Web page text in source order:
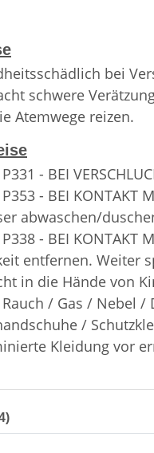
bei
schwere
Atemwege reizen.
- BEI
P353 - BEI
abwaschen/
P338 - BEI
entfernen. Weiter
in die Hände von
Rauch / Gas / Nebel
/
Kleidung vor